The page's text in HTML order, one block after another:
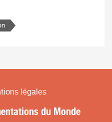
légales
du Monde